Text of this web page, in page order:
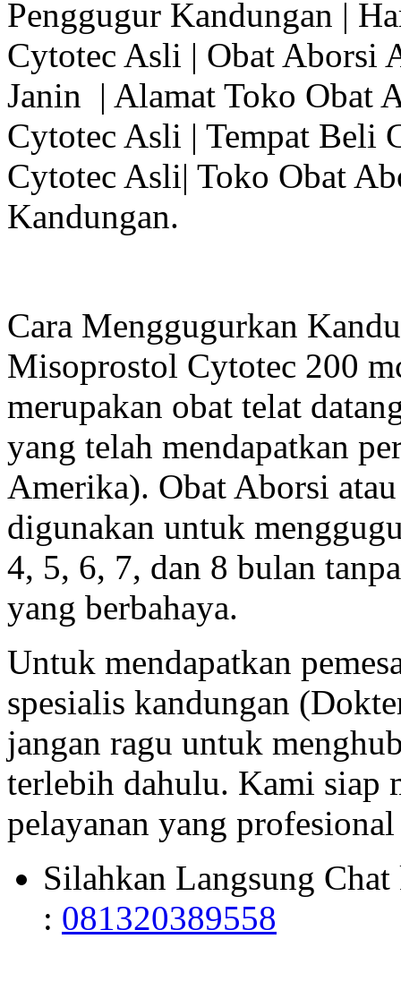
Penggugur Kandungan |
Cytotec Asli | Obat Aborsi
Janin | Alamat Toko Obat
Cytotec Asli | Tempat Beli
Cytotec Asli| Toko Obat
Kandungan.
Cara Menggugurkan
Misoprostol Cytotec 200
merupakan obat telat
yang telah mendapatkan
Amerika). Obat Aborsi
digunakan untuk
4, 5, 6, 7, dan 8 bulan
yang berbahaya.
Untuk mendapatkan
spesialis kandungan
jangan ragu untuk
terlebih dahulu. Kami siap
pelayanan yang
Silahkan Langsung
: 081320389558